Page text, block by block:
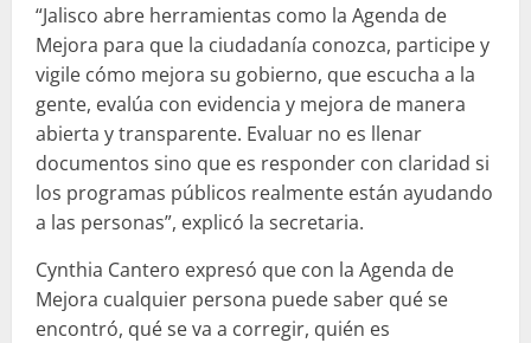
“Jalisco abre herramientas como la Agenda de
Mejora para que la ciudadanía conozca, participe y
vigile cómo mejora su gobierno, que escucha a la
gente, evalúa con evidencia y mejora de manera
abierta y transparente. Evaluar no es llenar
documentos sino que es responder con claridad si
los programas públicos realmente están ayudando
a las personas”, explicó la secretaria.
Cynthia Cantero expresó que con la Agenda de
Mejora cualquier persona puede saber qué se
encontró, qué se va a corregir, quién es